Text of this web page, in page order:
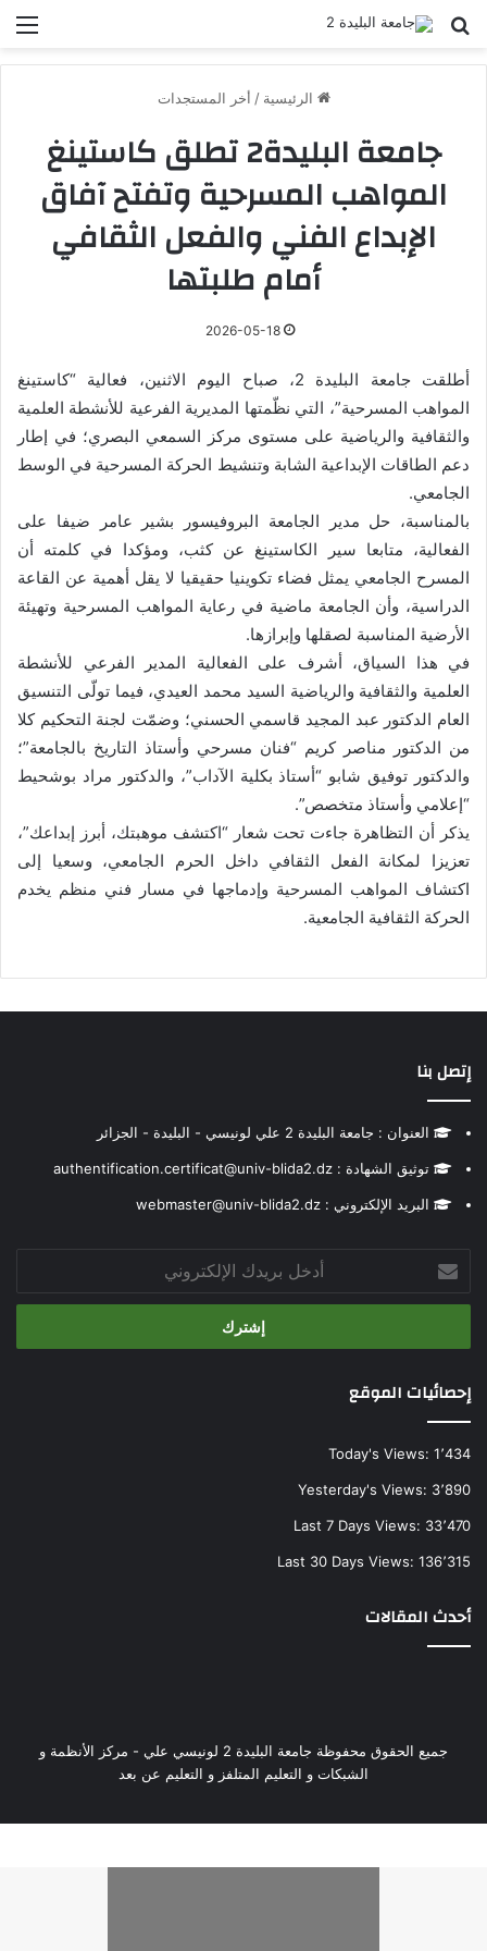
بحث عن
الرئيسية / أخر المستجدات
جامعة البليدة2 تطلق كاستينغ
المواهب المسرحية وتفتح آفاق
الإبداع الفني والفعل الثقافي
أمام طلبتها
2026-05-18
أطلقت جامعة البليدة 2، صباح اليوم الاثنين، فعالية “كاستينغ
المواهب المسرحية”، التي نظّمتها المديرية الفرعية للأنشطة العلمية
والثقافية والرياضية على مستوى مركز السمعي البصري؛ في إطار
دعم الطاقات الإبداعية الشابة وتنشيط الحركة المسرحية في الوسط
الجامعي.
بالمناسبة، حل مدير الجامعة البروفيسور بشير عامر ضيفا على
الفعالية، متابعا سير الكاستينغ عن كثب، ومؤكدا في كلمته أن
المسرح الجامعي يمثل فضاء تكوينيا حقيقيا لا يقل أهمية عن القاعة
الدراسية، وأن الجامعة ماضية في رعاية المواهب المسرحية وتهيئة
الأرضية المناسبة لصقلها وإبرازها.
في هذا السياق، أشرف على الفعالية المدير الفرعي للأنشطة
العلمية والثقافية والرياضية السيد محمد العيدي، فيما تولّى التنسيق
العام الدكتور عبد المجيد قاسمي الحسني؛ وضمّت لجنة التحكيم كلا
من الدكتور مناصر كريم “فنان مسرحي وأستاذ التاريخ بالجامعة”؛
والدكتور توفيق شابو “أستاذ بكلية الآداب”، والدكتور مراد بوشحيط
“إعلامي وأستاذ متخصص”.
يذكر أن التظاهرة جاءت تحت شعار “اكتشف موهبتك، أبرز إبداعك”،
تعزيزا لمكانة الفعل الثقافي داخل الحرم الجامعي، وسعيا إلى
اكتشاف المواهب المسرحية وإدماجها في مسار فني منظم يخدم
الحركة الثقافية الجامعية.
إتصل بنا
العنوان : جامعة البليدة 2 علي لونيسي - البليدة - الجزائر
توثيق الشهادة : authentification.certificat@univ-blida2.dz
البريد الإلكتروني : webmaster@univ-blida2.dz
بريدك
الإلكتروني
إحصائيات الموقع
Today's Views: 1٬434
Yesterday's Views: 3٬890
Last 7 Days Views: 33٬470
Last 30 Days Views: 136٬315
أحدث المقالات
جميع الحقوق محفوظة جامعة البليدة 2 لونيسي علي - مركز الأنظمة و
الشبكات و التعليم المتلفز و التعليم عن بعد